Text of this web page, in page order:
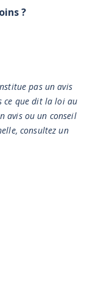
?
pas un avis
ce que dit la loi au
avis ou un conseil
consultez un